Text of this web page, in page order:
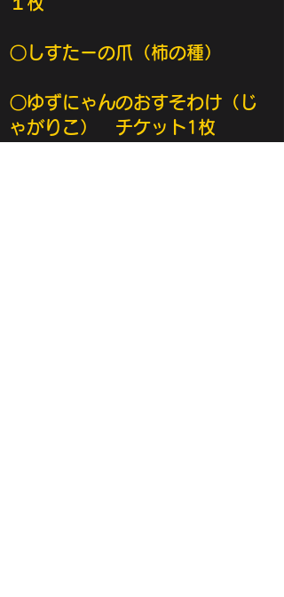
​〇しすたーの爪（柿の種）
〇ゆずにゃんのおすそわけ（じ
ゃがりこ）
チケット1枚